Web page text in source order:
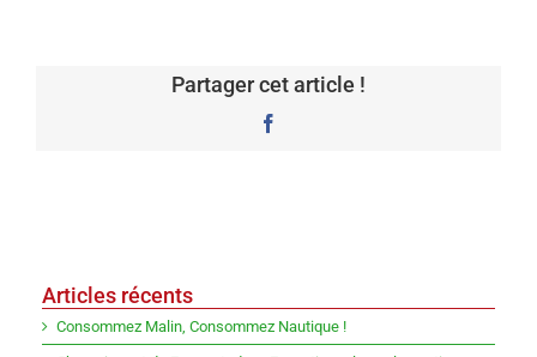
Partager cet article !
Articles récents
Consommez Malin, Consommez Nautique !